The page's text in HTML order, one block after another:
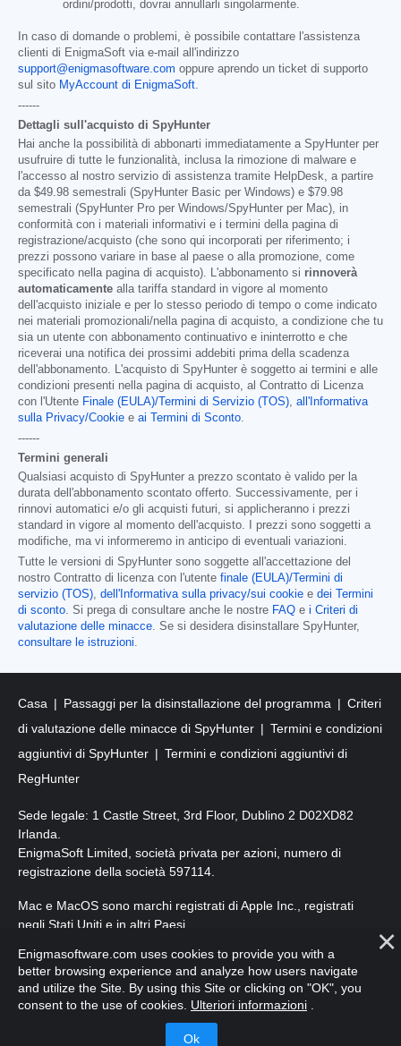
ordini/prodotti, dovrai annullarli singolarmente.
In caso di domande o problemi, è possibile contattare l'assistenza
clienti di EnigmaSoft via e-mail all'indirizzo
support@enigmasoftware.com oppure aprendo un ticket di supporto
sul sito MyAccount di EnigmaSoft.
------
Dettagli sull'acquisto di SpyHunter
Hai anche la possibilità di abbonarti immediatamente a SpyHunter per
usufruire di tutte le funzionalità, inclusa la rimozione di malware e
l'accesso al nostro servizio di assistenza tramite HelpDesk, a partire
da $49.98 semestrali (SpyHunter Basic per Windows) e $79.98
semestrali (SpyHunter Pro per Windows/SpyHunter per Mac), in
conformità con i materiali informativi e i termini della pagina di
registrazione/acquisto (che sono qui incorporati per riferimento; i
prezzi possono variare in base al paese o alla promozione, come
specificato nella pagina di acquisto). L'abbonamento si rinnoverà
automaticamente alla tariffa standard in vigore al momento
dell'acquisto iniziale e per lo stesso periodo di tempo o come indicato
nei materiali promozionali/nella pagina di acquisto, a condizione che tu
sia un utente con abbonamento continuativo e ininterrotto e che
riceverai una notifica dei prossimi addebiti prima della scadenza
dell'abbonamento. L'acquisto di SpyHunter è soggetto ai termini e alle
condizioni presenti nella pagina di acquisto, al Contratto di Licenza
con l'Utente Finale (EULA)/Termini di Servizio (TOS), all'Informativa
sulla Privacy/Cookie e ai Termini di Sconto.
------
Termini generali
Qualsiasi acquisto di SpyHunter a prezzo scontato è valido per la
durata dell'abbonamento scontato offerto. Successivamente, per i
rinnovi automatici e/o gli acquisti futuri, si applicheranno i prezzi
standard in vigore al momento dell'acquisto. I prezzi sono soggetti a
modifiche, ma vi informeremo in anticipo di eventuali variazioni.
Tutte le versioni di SpyHunter sono soggette all'accettazione del
nostro Contratto di licenza con l'utente finale (EULA)/Termini di
servizio (TOS), dell'Informativa sulla privacy/sui cookie e dei Termini
di sconto. Si prega di consultare anche le nostre FAQ e i Criteri di
valutazione delle minacce. Se si desidera disinstallare SpyHunter,
consultare le istruzioni.
Casa Passaggi per la disinstallazione del programma
Criteri
di valutazione delle minacce di SpyHunter
Termini e condizioni
aggiuntivi di SpyHunter
Termini e condizioni aggiuntivi di
RegHunter
Sede legale: 1 Castle Street, 3rd Floor, Dublino 2 D02XD82
Irlanda.
EnigmaSoft Limited, società privata per azioni, numero di
registrazione della società 597114.
Mac e MacOS sono marchi registrati di Apple Inc., registrati
negli Stati Uniti e in altri Paesi.
Copyright 2016-2025 . EnigmaSoft Ltd. Tutti i diritti riservati.
Enigmasoftware.com uses cookies to provide you with a
better browsing experience and analyze how users navigate
and utilize the Site. By using this Site or clicking on "OK", you
consent to the use of cookies. Ulteriori informazioni